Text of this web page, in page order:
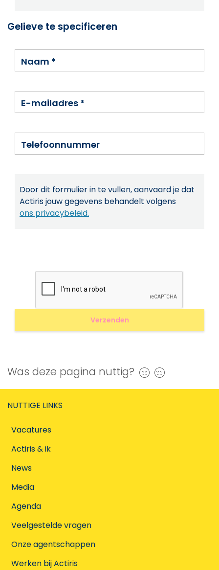
Gelieve te specificeren
Naam *
E-mailadres *
Telefoonnummer
Door dit formulier in te vullen, aanvaard je dat
Actiris jouw gegevens behandelt volgens
ons privacybeleid.
Was deze pagina nuttig? Ja
NUTTIGE LINKS
Vacatures
Actiris & ik
News
Media
Agenda
Veelgestelde vragen
Onze agentschappen
Werken bij Actiris